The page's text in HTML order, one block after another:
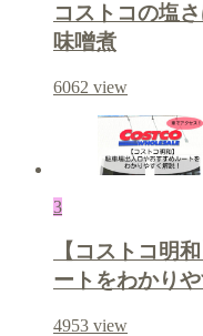
コストコの塩
味噌煮
6062 view
3
【コストコ明
ートをわかりや
4953 view